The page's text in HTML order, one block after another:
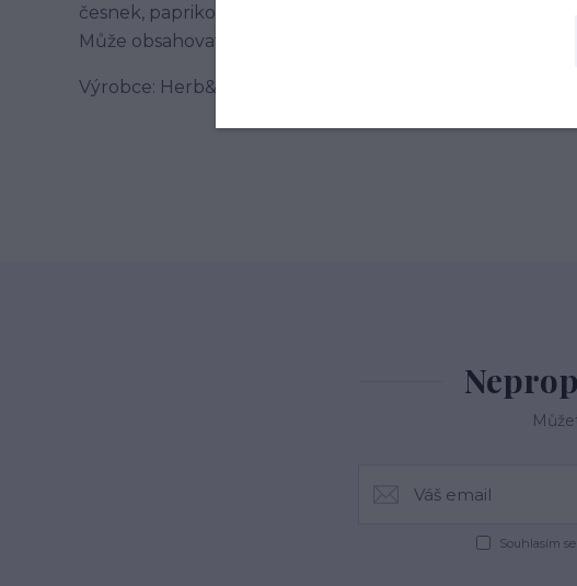
česnek, paprikové floky červené a zelené, kmín, koriandr,
Může obsahovat stopy celeru a sezamu.
Výrobce: Herb&Spice market s.r.o. , Jablonského
Souhlasím se